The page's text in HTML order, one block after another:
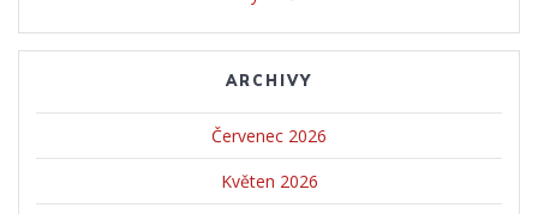
ARCHIVY
Červenec 2026
Květen 2026